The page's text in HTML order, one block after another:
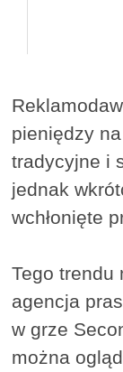
pieniędzy
tradycyjne i
jednak
wchłonięte
Tego trendu
agencja
w grze
można